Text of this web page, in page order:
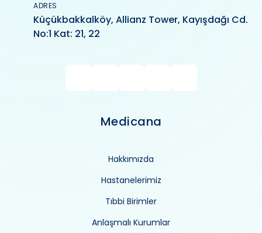
ADRES
Küçükbakkalköy, Allianz Tower, Kayışdağı Cd.
No:1 Kat: 21, 22
Medicana
Hakkımızda
Hastanelerimiz
Tıbbi Birimler
Anlaşmalı Kurumlar